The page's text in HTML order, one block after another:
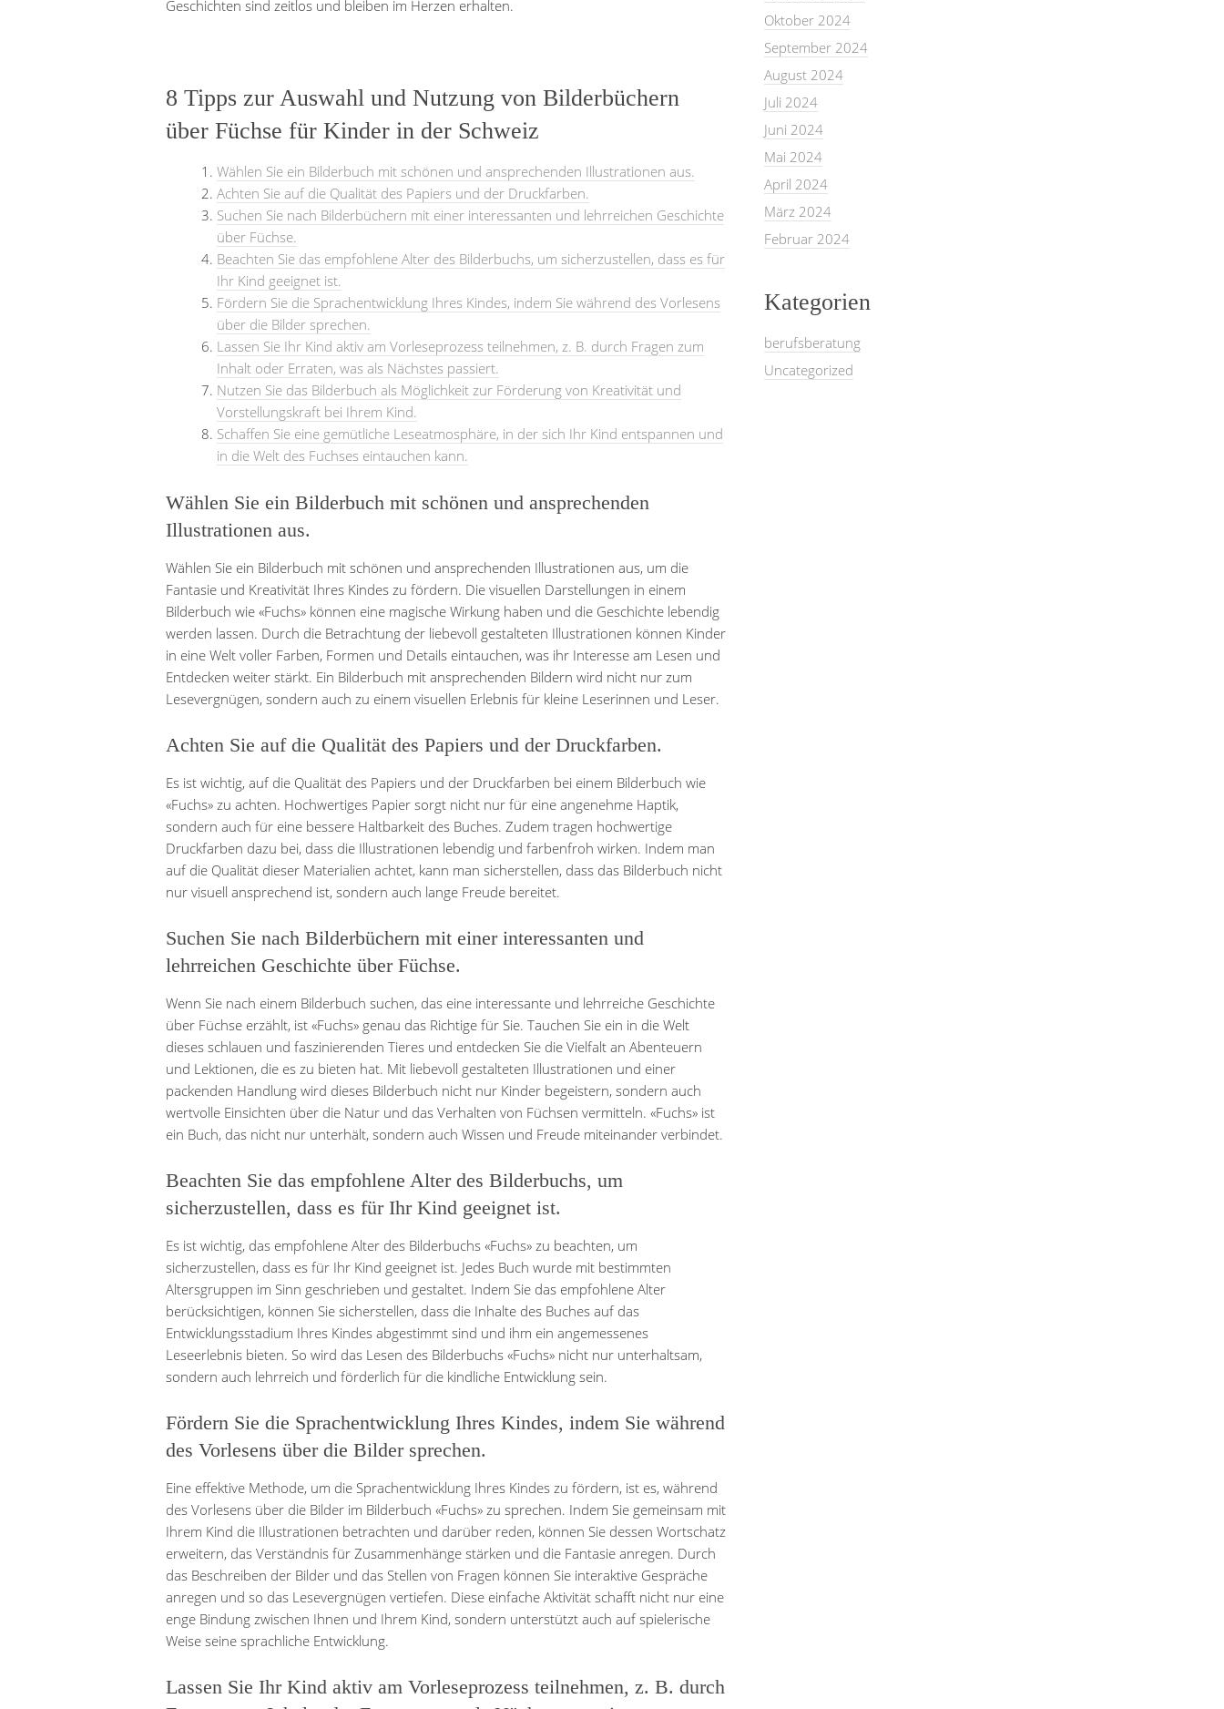
Geschichten sind zeitlos und bleiben im Herzen erhalten.
8 Tipps zur Auswahl und Nutzung von Bilderbüchern
über Füchse für Kinder in der Schweiz
Wählen Sie ein Bilderbuch mit schönen und ansprechenden Illustrationen aus.
Achten Sie auf die Qualität des Papiers und der Druckfarben.
Suchen Sie nach Bilderbüchern mit einer interessanten und lehrreichen Geschichte
über Füchse.
Beachten Sie das empfohlene Alter des Bilderbuchs, um sicherzustellen, dass es für
Ihr Kind geeignet ist.
Fördern Sie die Sprachentwicklung Ihres Kindes, indem Sie während des Vorlesens
über die Bilder sprechen.
Lassen Sie Ihr Kind aktiv am Vorleseprozess teilnehmen, z. B. durch Fragen zum
Inhalt oder Erraten, was als Nächstes passiert.
Nutzen Sie das Bilderbuch als Möglichkeit zur Förderung von Kreativität und
Vorstellungskraft bei Ihrem Kind.
Schaffen Sie eine gemütliche Leseatmosphäre, in der sich Ihr Kind entspannen und
in die Welt des Fuchses eintauchen kann.
Wählen Sie ein Bilderbuch mit schönen und ansprechenden
Illustrationen aus.
Wählen Sie ein Bilderbuch mit schönen und ansprechenden Illustrationen aus, um die
Fantasie und Kreativität Ihres Kindes zu fördern. Die visuellen Darstellungen in einem
Bilderbuch wie «Fuchs» können eine magische Wirkung haben und die Geschichte lebendig
werden lassen. Durch die Betrachtung der liebevoll gestalteten Illustrationen können Kinder
in eine Welt voller Farben, Formen und Details eintauchen, was ihr Interesse am Lesen und
Entdecken weiter stärkt. Ein Bilderbuch mit ansprechenden Bildern wird nicht nur zum
Lesevergnügen, sondern auch zu einem visuellen Erlebnis für kleine Leserinnen und Leser.
Achten Sie auf die Qualität des Papiers und der Druckfarben.
Es ist wichtig, auf die Qualität des Papiers und der Druckfarben bei einem Bilderbuch wie
«Fuchs» zu achten. Hochwertiges Papier sorgt nicht nur für eine angenehme Haptik,
sondern auch für eine bessere Haltbarkeit des Buches. Zudem tragen hochwertige
Druckfarben dazu bei, dass die Illustrationen lebendig und farbenfroh wirken. Indem man
auf die Qualität dieser Materialien achtet, kann man sicherstellen, dass das Bilderbuch nicht
nur visuell ansprechend ist, sondern auch lange Freude bereitet.
Suchen Sie nach Bilderbüchern mit einer interessanten und
lehrreichen Geschichte über Füchse.
Wenn Sie nach einem Bilderbuch suchen, das eine interessante und lehrreiche Geschichte
über Füchse erzählt, ist «Fuchs» genau das Richtige für Sie. Tauchen Sie ein in die Welt
dieses schlauen und faszinierenden Tieres und entdecken Sie die Vielfalt an Abenteuern
und Lektionen, die es zu bieten hat. Mit liebevoll gestalteten Illustrationen und einer
packenden Handlung wird dieses Bilderbuch nicht nur Kinder begeistern, sondern auch
wertvolle Einsichten über die Natur und das Verhalten von Füchsen vermitteln. «Fuchs» ist
ein Buch, das nicht nur unterhält, sondern auch Wissen und Freude miteinander verbindet.
Beachten Sie das empfohlene Alter des Bilderbuchs, um
sicherzustellen, dass es für Ihr Kind geeignet ist.
Es ist wichtig, das empfohlene Alter des Bilderbuchs «Fuchs» zu beachten, um
sicherzustellen, dass es für Ihr Kind geeignet ist. Jedes Buch wurde mit bestimmten
Altersgruppen im Sinn geschrieben und gestaltet. Indem Sie das empfohlene Alter
berücksichtigen, können Sie sicherstellen, dass die Inhalte des Buches auf das
Entwicklungsstadium Ihres Kindes abgestimmt sind und ihm ein angemessenes
Leseerlebnis bieten. So wird das Lesen des Bilderbuchs «Fuchs» nicht nur unterhaltsam,
sondern auch lehrreich und förderlich für die kindliche Entwicklung sein.
Fördern Sie die Sprachentwicklung Ihres Kindes, indem Sie während
des Vorlesens über die Bilder sprechen.
Eine effektive Methode, um die Sprachentwicklung Ihres Kindes zu fördern, ist es, während
des Vorlesens über die Bilder im Bilderbuch «Fuchs» zu sprechen. Indem Sie gemeinsam mit
Ihrem Kind die Illustrationen betrachten und darüber reden, können Sie dessen Wortschatz
erweitern, das Verständnis für Zusammenhänge stärken und die Fantasie anregen. Durch
das Beschreiben der Bilder und das Stellen von Fragen können Sie interaktive Gespräche
anregen und so das Lesevergnügen vertiefen. Diese einfache Aktivität schafft nicht nur eine
enge Bindung zwischen Ihnen und Ihrem Kind, sondern unterstützt auch auf spielerische
Weise seine sprachliche Entwicklung.
Lassen Sie Ihr Kind aktiv am Vorleseprozess teilnehmen, z. B. durch
Oktober 2024
September 2024
August 2024
Juli 2024
Juni 2024
Mai 2024
April 2024
März 2024
Februar 2024
Kategorien
berufsberatung
Uncategorized